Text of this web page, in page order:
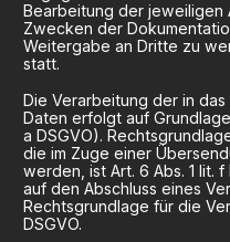
Bearbeitung der jeweiligen
Zwecken der
Weitergabe an Dritte zu
statt.
Die Verarbeitung der in
Daten erfolgt auf
a DSGVO).
die im Zuge einer
werden, ist Art. 6 Abs. 1 lit.
auf den Abschluss eines
Rechtsgrundlage für die
DSGVO.